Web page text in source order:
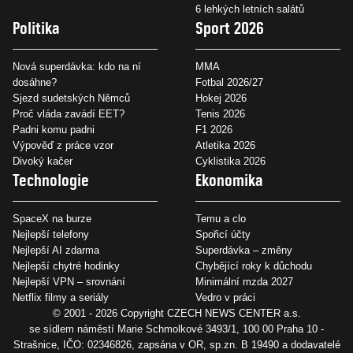
6 lehkých letních salátů
Politika
Nová superdávka: kdo na ní
dosáhne?
Sjezd sudetských Němců
Proč vláda zavádí EET?
Padni komu padni
Výpověď z práce vzor
Divoký kačer
Sport 2026
MMA
Fotbal 2026/27
Hokej 2026
Tenis 2026
F1 2026
Atletika 2026
Cyklistika 2026
Technologie
SpaceX na burze
Nejlepší telefony
Nejlepší AI zdarma
Nejlepší chytré hodinky
Nejlepší VPN – srovnání
Netflix filmy a seriály
Ekonomika
Temu a clo
Spořicí účty
Superdávka – změny
Chybějící roky k důchodu
Minimální mzda 2027
Vedro v práci
© 2001 - 2026 Copyright CZECH NEWS CENTER a.s.
se sídlem náměstí Marie Schmolkové 3493/1, 100 00 Praha 10 -
Strašnice, IČO: 02346826, zapsána v OR, sp.zn. B 19490 a dodavatelé